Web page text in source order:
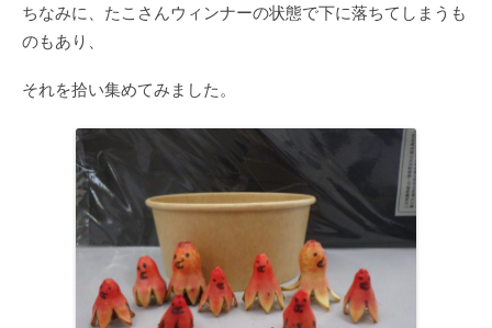
ちなみに、たこさんウィンナーの状態で下に落ちてしまうも
のもあり、
それを拾い集めてみました。